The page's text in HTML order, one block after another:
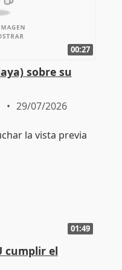
00:27
sobre su
29/07/2026
01:49
cumplir el